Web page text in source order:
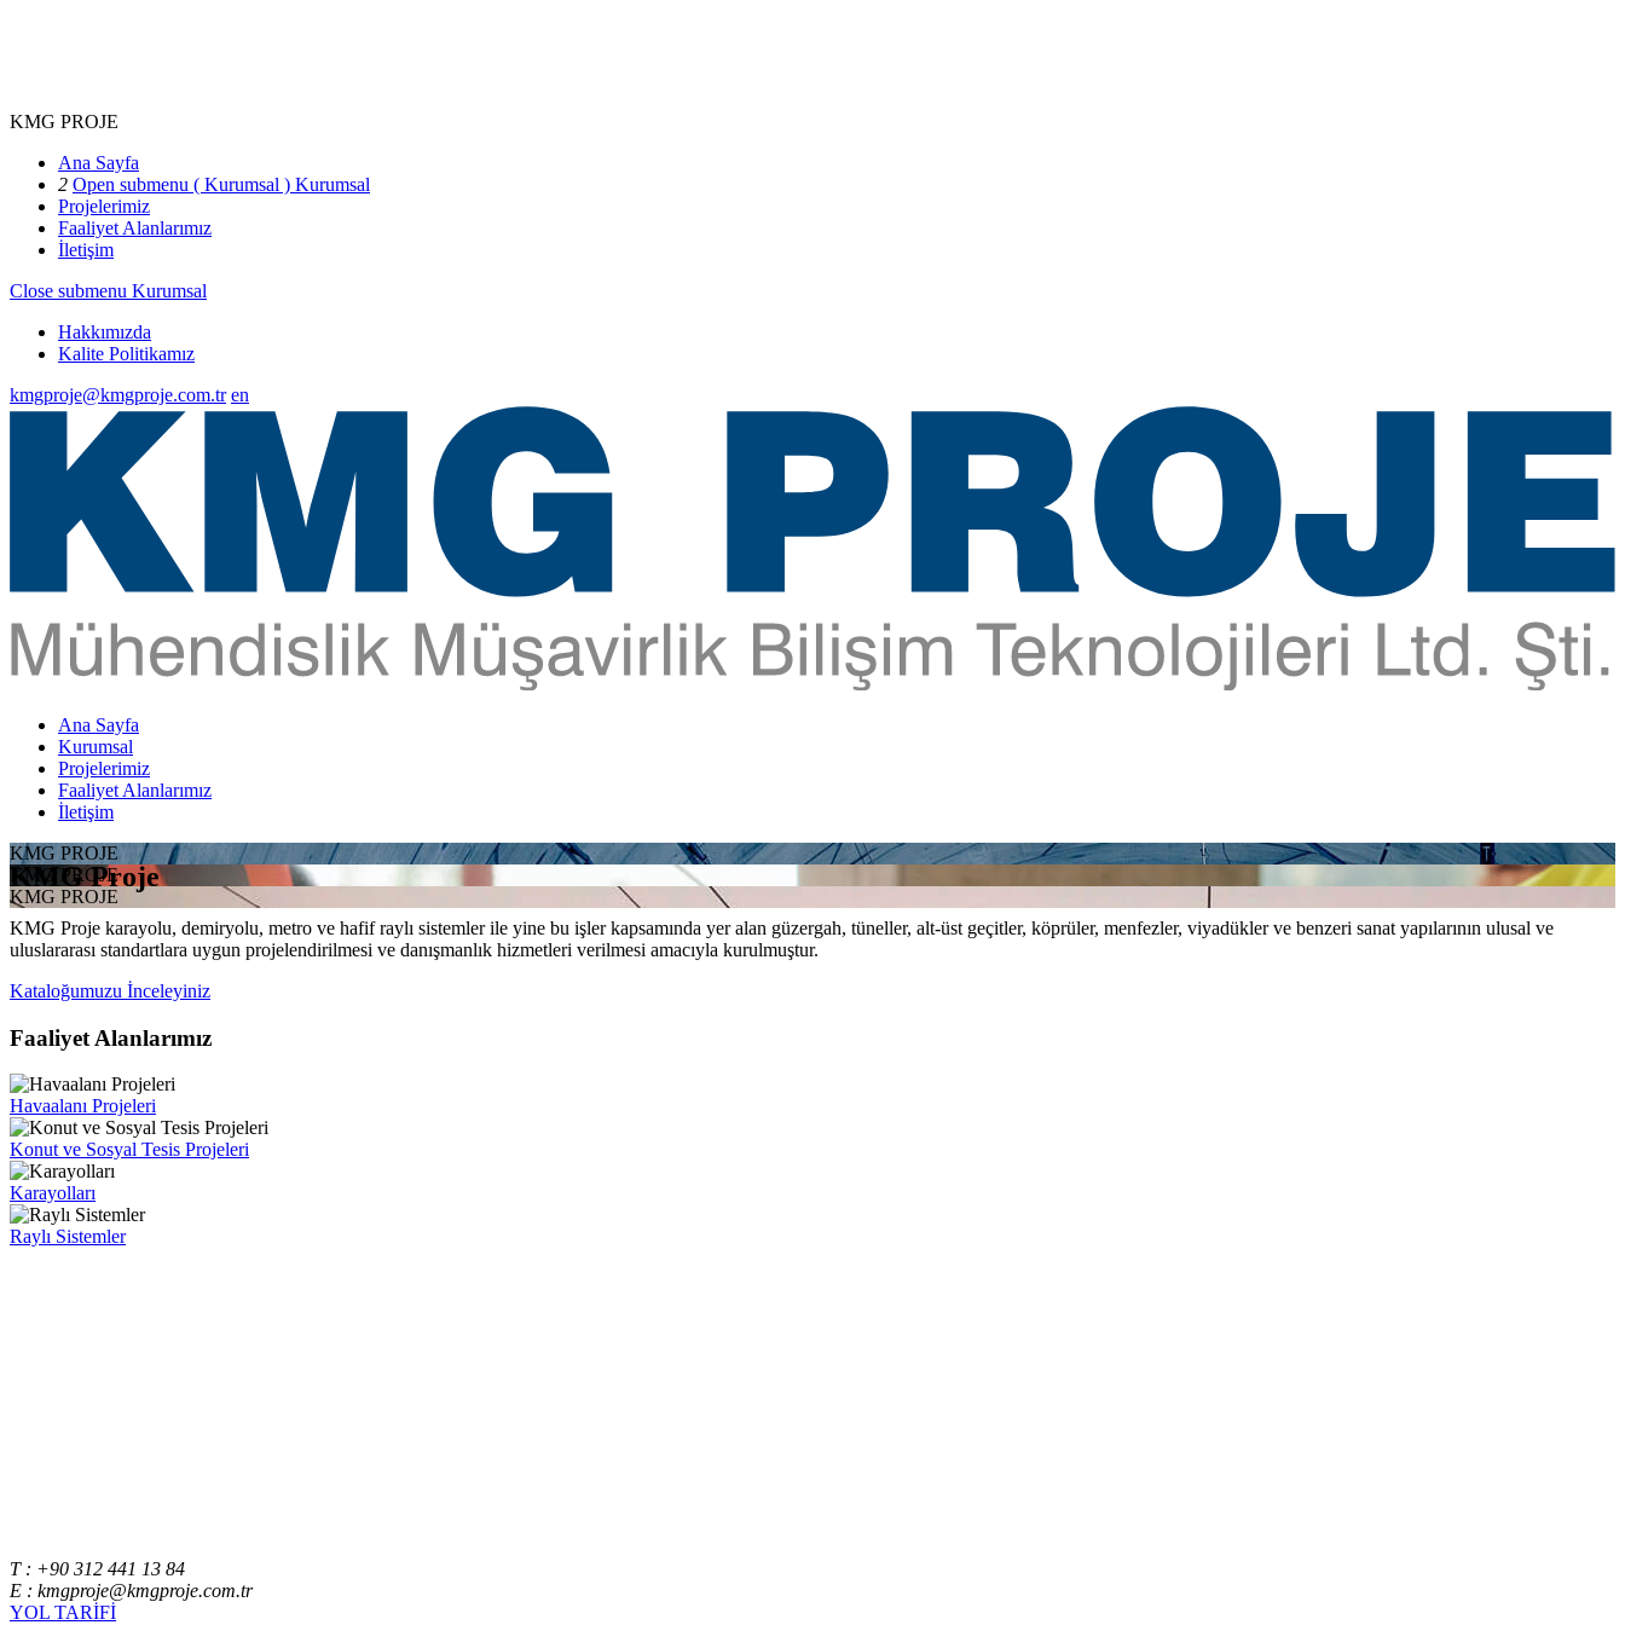
KMG PROJE
Ana Sayfa
2 Open submenu ( Kurumsal ) Kurumsal
Projelerimiz
Faaliyet Alanlarımız
İletişim
Close submenu Kurumsal
Hakkımızda
Kalite Politikamız
kmgproje@kmgproje.com.tr en
Ana Sayfa
Kurumsal
Projelerimiz
Faaliyet Alanlarımız
İletişim
KMG PROJE
KMG PROJE
KMG PROJE
KMG Proje
KMG Proje karayolu, demiryolu, metro ve hafif raylı sistemler ile yine bu işler kapsamında yer alan güzergah, tüneller, alt-üst geçitler, köprüler, menfezler, viyadükler ve benzeri sanat yapılarının ulusal ve
uluslararası standartlara uygun projelendirilmesi ve danışmanlık hizmetleri verilmesi amacıyla kurulmuştur.
Kataloğumuzu İnceleyiniz
Faaliyet Alanlarımız
Havaalanı Projeleri
Konut ve Sosyal Tesis Projeleri
Karayolları
Raylı Sistemler
T : +90 312 441 13 84
E : kmgproje@kmgproje.com.tr
YOL TARİFİ